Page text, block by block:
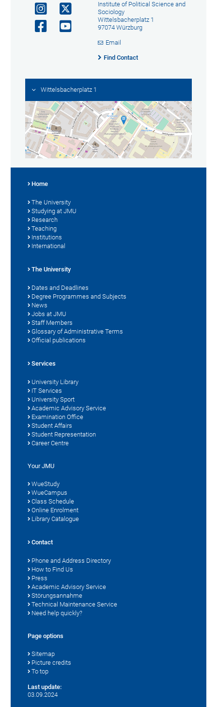
Institute of Political Science and
Sociology
Wittelsbacherplatz 1
97074 Würzburg
Email
Find Contact
Wittelsbacherplatz 1
Home
The University
Studying at JMU
Research
Teaching
Institutions
International
The University
Dates and Deadlines
Degree Programmes and Subjects
News
Jobs at JMU
Staff Members
Glossary of Administrative Terms
Official publications
Services
University Library
IT Services
University Sport
Academic Advisory Service
Examination Office
Student Affairs
Student Representation
Career Centre
Your JMU
WueStudy
WueCampus
Class Schedule
Online Enrolment
Library Catalogue
Contact
Phone and Address Directory
How to Find Us
Press
Academic Advisory Service
Störungsannahme
Technical Maintenance Service
Need help quickly?
Page options
Sitemap
Picture credits
To top
Last update:
03.09.2024